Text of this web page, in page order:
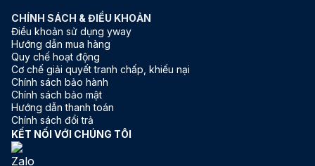
CHÍNH SÁCH & ĐIỀU KHOẢN
Điều khoản sử dụng yway
Hướng dẫn mua hàng
Quy chế hoạt động
Cơ chế giải quyết tranh chấp, khiếu nại
Chính sách bảo hành
Chính sách bảo mật
Hướng dẫn thanh toán
Chính sách đổi trả
KẾT NỐI VỚI CHÚNG TÔI